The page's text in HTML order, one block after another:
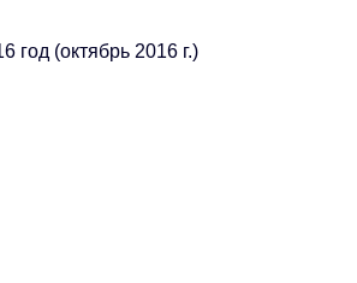
год (октябрь 2016 г.)